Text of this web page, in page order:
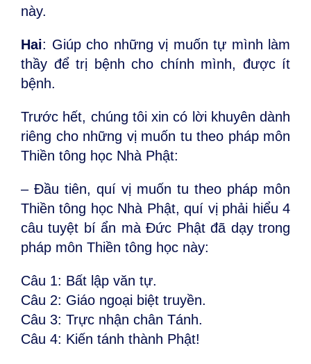
này.
Hai: Giúp cho những vị muốn tự mình làm
thầy để trị bệnh cho chính mình, được ít
bệnh.
Trước hết, chúng tôi xin có lời khuyên dành
riêng cho những vị muốn tu theo pháp môn
Thiền tông học Nhà Phật:
– Đầu tiên, quí vị muốn tu theo pháp môn
Thiền tông học Nhà Phật, quí vị phải hiểu 4
câu tuyệt bí ẩn mà Đức Phật đã dạy trong
pháp môn Thiền tông học này:
Câu 1: Bất lập văn tự.
Câu 2: Giáo ngoại biệt truyền.
Câu 3: Trực nhận chân Tánh.
Câu 4: Kiến tánh thành Phật!